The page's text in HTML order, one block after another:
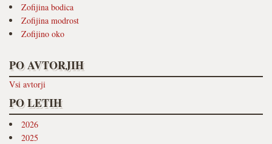
Zofijina bodica
Zofijina modrost
Zofijino oko
PO AVTORJIH
Vsi avtorji
PO LETIH
2026
2025